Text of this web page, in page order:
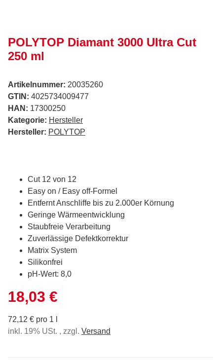
POLYTOP Diamant 3000 Ultra Cut
250 ml
Artikelnummer: 20035260
GTIN: 4025734009477
HAN: 17300250
Kategorie: Hersteller
Hersteller: POLYTOP
Cut 12 von 12
Easy on / Easy off-Formel
Entfernt Anschliffe bis zu 2.000er Körnung
Geringe Wärmeentwicklung
Staubfreie Verarbeitung
Zuverlässige Defektkorrektur
Matrix System
Silikonfrei
pH-Wert: 8,0
18,03 €
72,12 € pro 1 l
inkl. 19% USt. , zzgl. Versand